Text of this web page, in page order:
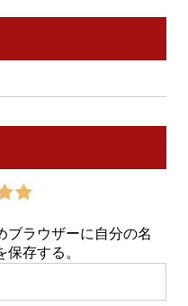
ブラウザーに自分の名
存する。